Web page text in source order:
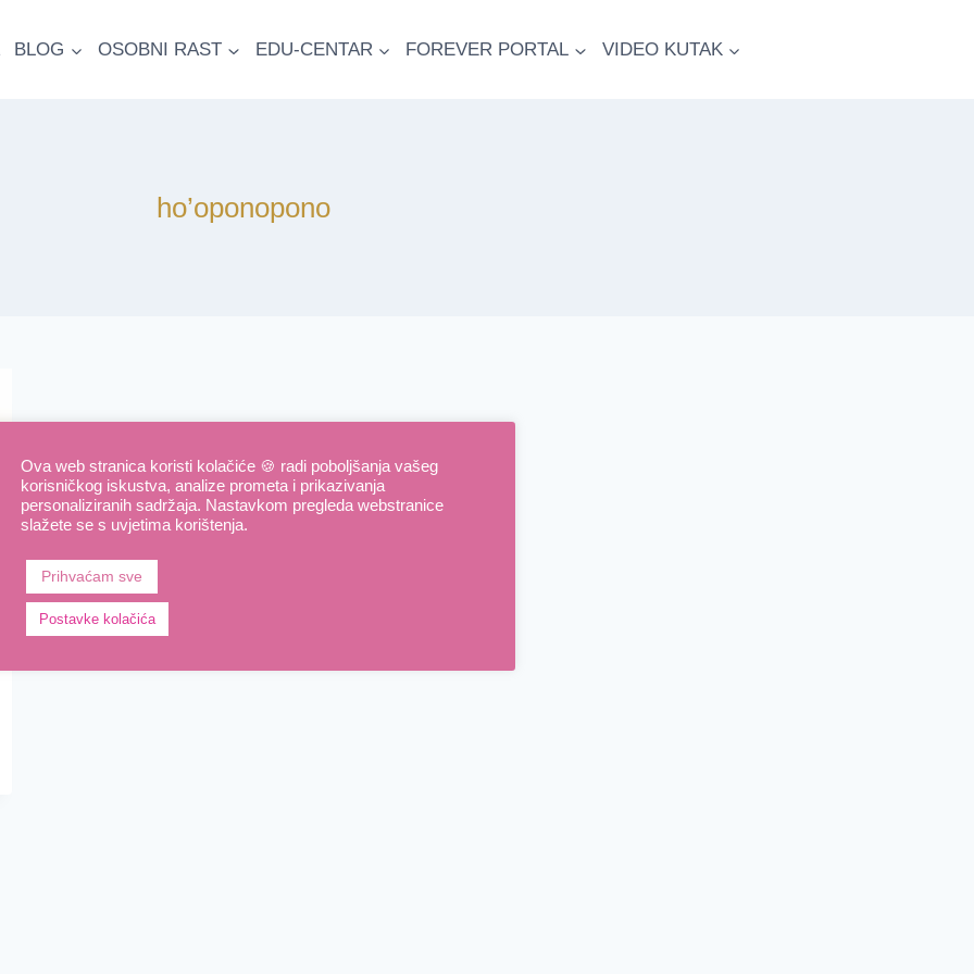
BLOG OSOBNI RAST EDU-CENTAR FOREVER PORTAL VIDEO KUTAK
ho’oponopono
Ova web stranica koristi kolačiće 🍪 radi poboljšanja vašeg
korisničkog iskustva, analize prometa i prikazivanja
personaliziranih sadržaja. Nastavkom pregleda webstranice
slažete se s uvjetima korištenja.
Prihvaćam sve
Postavke kolačića